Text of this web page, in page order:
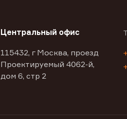
Центральный офис
115432, г Москва, проезд
Проектируемый 4062-й,
дом 6, стр 2